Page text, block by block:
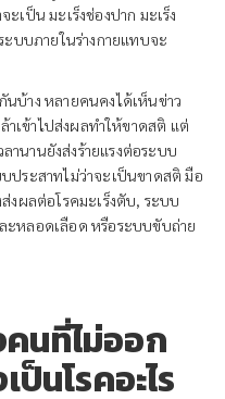
เป็น มะเร็งช่องปาก มะเร็ง
ะบบภายในร่างกายแทบจะ
นบ้าง หลายคนคงได้เห็นข่าว
เข้าไปส่งผลทำให้ขาดสติ แต่
านานยังส่งร้ายแรงต่อระบบ
ประสาทไม่ว่าจะเป็นขาดสติ มือ
งผลต่อโรคมะเร็งตับ, ระบบ
ะหลอดเลือด หรือระบบขับถ่าย
นที่ไม่ออก
นโรคอะไร